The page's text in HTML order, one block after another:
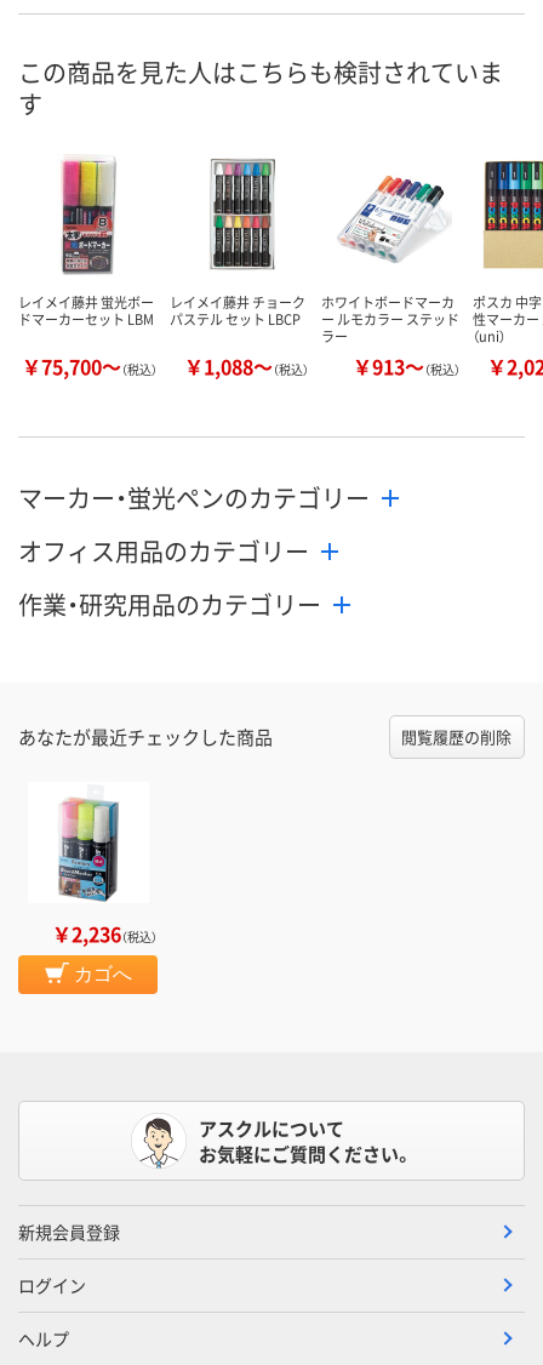
お届け日
ついてご連絡いたし
8月9日（日）
数量
カゴへ
お取り扱い終了しま
カ
この商品を見た人はこちらも検討されていま
す
レイメイ藤井 蛍光ボー
ドマーカーセット LBM
￥75,700～（税込）
レイメイ藤井 チョーク
パステル セット LBCP
￥1,088～（税込）
ホワイトボードマーカ
ー ルモカラー ステッド
ラー
￥913～（税込）
ポスカ 中
性マーカー
（uni）
￥
マーカー・蛍光ペンのカテゴリー
オフィス用品のカテゴリー
作業・研究用品のカテゴリー
あなたが最近チェックした商品 閲覧履歴の削除
￥2,236（税込）
カゴへ
アスクルについて
お気軽にご質問ください。
新規会員登録
ログイン
ヘルプ